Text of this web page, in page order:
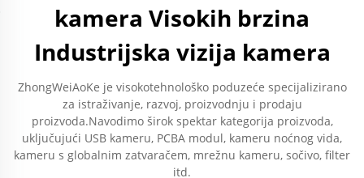
kamera Visokih brzina
Industrijska vizija kamera
ZhongWeiAoKe je visokotehnološko poduzeće specijalizirano
za istraživanje, razvoj, proizvodnju i prodaju
proizvoda.Navodimo širok spektar kategorija proizvoda,
uključujući USB kameru, PCBA modul, kameru noćnog vida,
kameru s globalnim zatvaračem, mrežnu kameru, sočivo, filter
itd.